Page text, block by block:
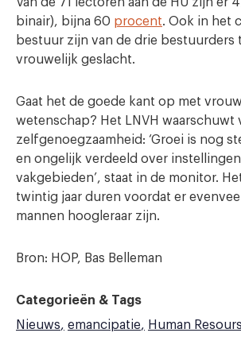
Van de 71 lectoren aan de HU zijn er
binair), bijna 60 procent. Ook in het
bestuur zijn van de drie bestuurders
vrouwelijk geslacht.
Gaat het de goede kant op met
wetenschap? Het LNVH waarschuwt
zelfgenoegzaamheid: ‘Groei is nog
en ongelijk verdeeld over
vakgebieden’, staat in de monitor.
twintig jaar duren voordat er
mannen hoogleraar zijn.
Bron: HOP, Bas Belleman
Categorieën & Tags
Nieuws
emancipatie Human